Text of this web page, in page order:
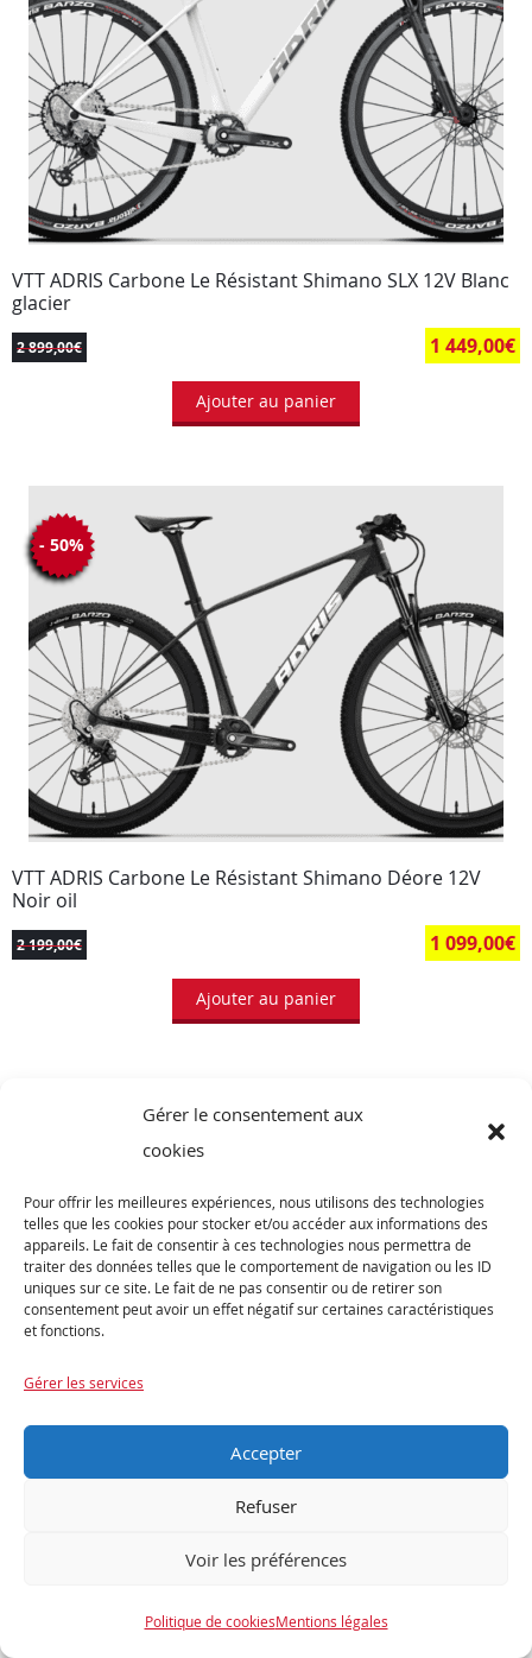
Gérer le consentement aux
cookies
Pour offrir les meilleures expériences, nous utilisons des technologies
telles que les cookies pour stocker et/ou accéder aux informations des
appareils. Le fait de consentir à ces technologies nous permettra de
traiter des données telles que le comportement de navigation ou les ID
uniques sur ce site. Le fait de ne pas consentir ou de retirer son
consentement peut avoir un effet négatif sur certaines caractéristiques
et fonctions.
Gérer les services
Accepter
Refuser
Voir les préférences
Politique de cookiesMentions légales
VTT ADRIS Carbone Le Résistant Shimano SLX 12V Blanc
glacier
2 899,00€ 1 449,00€
Ajouter au panier
VTT ADRIS Carbone Le Résistant Shimano Déore 12V
Noir oil
2 199,00€ 1 099,00€
- 50%
Ajouter au panier
Vélo ADRIS Le Rouleur Carbone Shimano 105 Di2 12V